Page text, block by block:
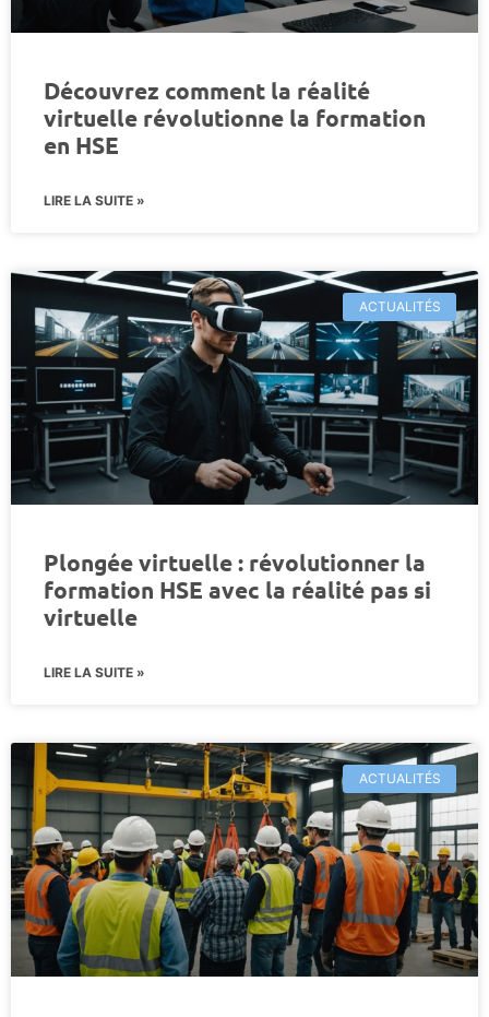
Découvrez comment la réalité
virtuelle révolutionne la formation
en HSE
LIRE LA SUITE »
ACTUALITÉS
Plongée virtuelle : révolutionner la
formation HSE avec la réalité pas si
virtuelle
LIRE LA SUITE »
ACTUALITÉS